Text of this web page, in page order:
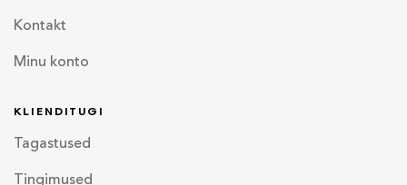
Kontakt
Minu konto
KLIENDITUGI
Tagastused
Tingimused